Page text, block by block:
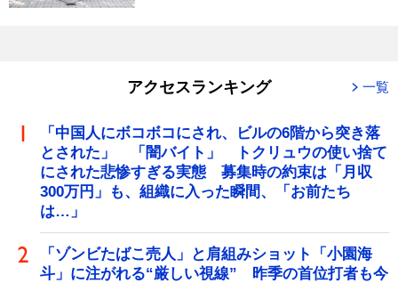
アクセスランキング 一覧
「中国人にボコボコにされ、ビルの6階から突き落
とされた」 「闇バイト」 トクリュウの使い捨て
にされた悲惨すぎる実態 募集時の約束は「月収
300万円」も、組織に入った瞬間、「お前たち
は…」
「ゾンビたばこ売人」と肩組みショット「小園海
斗」に注がれる“厳しい視線” 昨季の首位打者も今